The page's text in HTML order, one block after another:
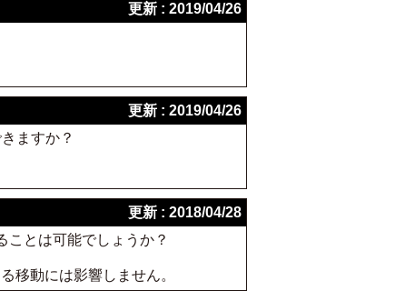
更新 : 2019/04/26
更新 : 2019/04/26
ますか？
更新 : 2018/04/28
ことは可能でしょうか？
移動には影響しません。